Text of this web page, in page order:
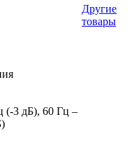
Другие
товары
(-3 дБ), 60 Гц –